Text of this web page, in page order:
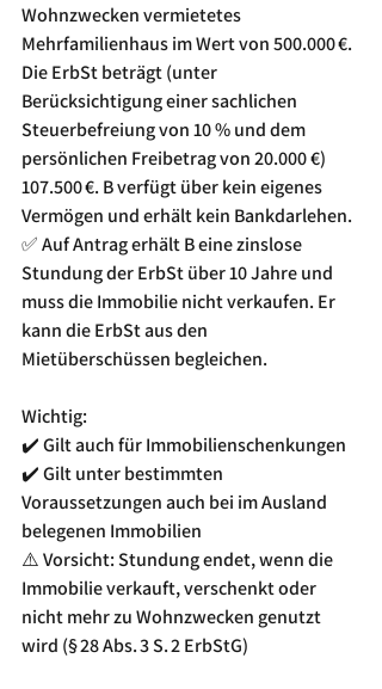
Wohnzwecken vermietetes
Mehrfamilienhaus im Wert von 500.000 €.
Die ErbSt beträgt (unter
Berücksichtigung einer sachlichen
Steuerbefreiung von 10 % und dem
persönlichen Freibetrag von 20.000 €)
107.500 €. B verfügt über kein eigenes
Vermögen und erhält kein Bankdarlehen.
✅ Auf Antrag erhält B eine zinslose
Stundung der ErbSt über 10 Jahre und
muss die Immobilie nicht verkaufen. Er
kann die ErbSt aus den
Mietüberschüssen begleichen.
Wichtig:
✔️ Gilt auch für Immobilienschenkungen
✔️ Gilt unter bestimmten
Voraussetzungen auch bei im Ausland
belegenen Immobilien
⚠️ Vorsicht: Stundung endet, wenn die
Immobilie verkauft, verschenkt oder
nicht mehr zu Wohnzwecken genutzt
wird (§ 28 Abs. 3 S. 2 ErbStG)